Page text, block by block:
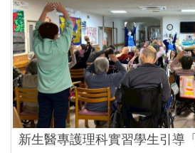
新生醫專護理科實習學生引導